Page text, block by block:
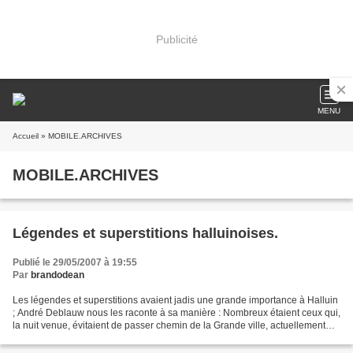
Publicité
MENU
Accueil » MOBILE.ARCHIVES
MOBILE.ARCHIVES
Légendes et superstitions halluinoises.
Publié le 29/05/2007 à 19:55
Par brandodean
Les légendes et superstitions avaient jadis une grande importance à Halluin
; André Deblauw nous les raconte à sa manière : Nombreux étaient ceux qui,
la nuit venue, évitaient de passer chemin de la Grande ville, actuellement